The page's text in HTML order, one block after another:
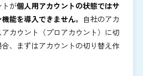
トが個人用アカウントの状態ではサ
能を導入できません。
自社のアカ
カウント（プロアカウント）に切
合、まずはアカウントの切り替え作